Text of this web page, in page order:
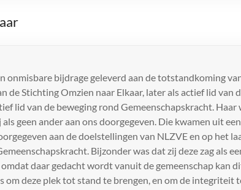
onmisbare bijdrage geleverd aan de totstandkoming
de Stichting Omzien naar Elkaar, later als actief lid van
lid van de beweging rond Gemeenschapskracht. Haar
geen ander aan ons doorgegeven. Die kwamen uit
aan de doelstellingen van NLZVE en op het
Bijzonder was dat zij deze zag als
daar gedacht wordt vanuit de gemeenschap kan
om deze plek tot stand te brengen, en om de integriteit